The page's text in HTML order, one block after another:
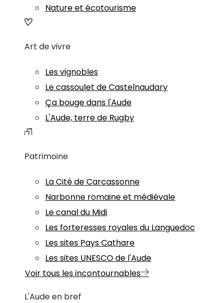
Nature et écotourisme
Art de vivre
Les vignobles
Le cassoulet de Castelnaudary
Ça bouge dans l'Aude
L'Aude, terre de Rugby
Patrimoine
La Cité de Carcassonne
Narbonne romaine et médiévale
Le canal du Midi
Les forteresses royales du Languedoc
Les sites Pays Cathare
Les sites UNESCO de l'Aude
Voir tous les incontournables
L'Aude en bref